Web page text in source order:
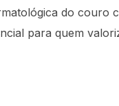
do couro
para quem